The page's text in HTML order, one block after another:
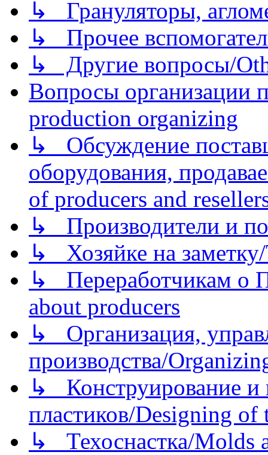
↳ Грануляторы,
↳ Прочее
↳ Другие вопросы/
Вопросы организации
production organizing
↳ Обсуждение
оборудования,
of producers and
↳ Производители и
↳ Хозяйке на
↳ Переработчикам о
about producers
↳ Организация,
производства/
↳ Конструирование и
пластиков/Designing of
↳ Техоснастка/Molds